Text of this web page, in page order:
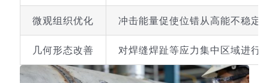
微观组织优化 冲击能量促使位错从高能不稳定
几何形态改善 对焊缝焊趾等应力集中区域进行